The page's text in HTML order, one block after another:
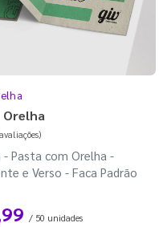
Orelha
- Pasta com Orelha -
e Verso - Faca Padrão
/ 50 unidades